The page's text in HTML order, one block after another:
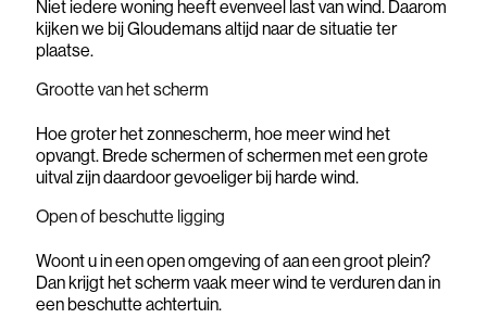
Niet iedere woning heeft evenveel last van wind. Daarom
kijken we bij Gloudemans altijd naar de situatie ter
plaatse.
Grootte van het scherm
Hoe groter het zonnescherm, hoe meer wind het
opvangt. Brede schermen of schermen met een grote
uitval zijn daardoor gevoeliger bij harde wind.
Open of beschutte ligging
Woont u in een open omgeving of aan een groot plein?
Dan krijgt het scherm vaak meer wind te verduren dan in
een beschutte achtertuin.